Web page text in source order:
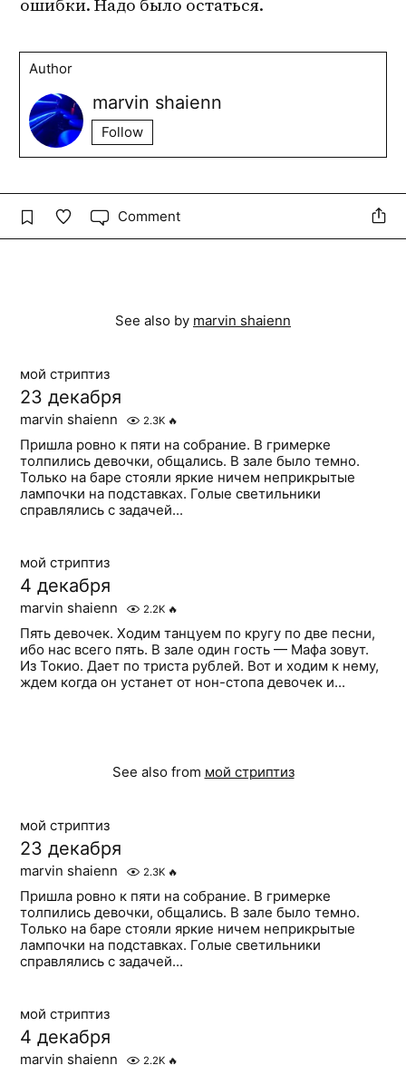
ошибки. Надо было остаться.
Author
marvin shaienn
Follow
Comment
See also by marvin shaienn
мой стриптиз
23 декабря
marvin shaienn 2.3K 🔥
Пришла ровно к пяти на собрание. В гримерке
толпились девочки, общались. В зале было темно.
Только на баре стояли яркие ничем неприкрытые
лампочки на подставках. Голые светильники
справлялись с задачей...
мой стриптиз
4 декабря
marvin shaienn 2.2K 🔥
Пять девочек. Ходим танцуем по кругу по две песни,
ибо нас всего пять. В зале один гость — Мафа зовут.
Из Токио. Дает по триста рублей. Вот и ходим к нему,
ждем когда он устанет от нон-стопа девочек и...
See also from мой стриптиз
мой стриптиз
23 декабря
marvin shaienn 2.3K 🔥
Пришла ровно к пяти на собрание. В гримерке
толпились девочки, общались. В зале было темно.
Только на баре стояли яркие ничем неприкрытые
лампочки на подставках. Голые светильники
справлялись с задачей...
мой стриптиз
4 декабря
marvin shaienn 2.2K 🔥